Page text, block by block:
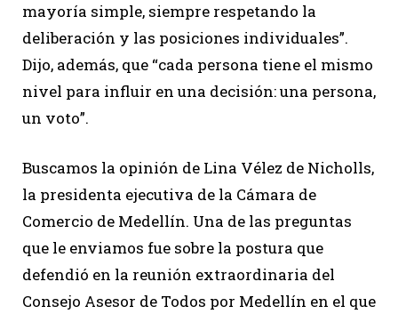
mayoría simple, siempre respetando la
deliberación y las posiciones individuales”.
Dijo, además, que “cada persona tiene el mismo
nivel para influir en una decisión: una persona,
un voto”.
Buscamos la opinión de Lina Vélez de Nicholls,
la presidenta ejecutiva de la Cámara de
Comercio de Medellín. Una de las preguntas
que le enviamos fue sobre la postura que
defendió en la reunión extraordinaria del
Consejo Asesor de Todos por Medellín en el que